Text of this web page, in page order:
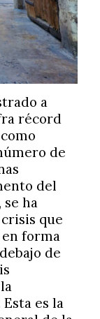
a
récord
de
del
se ha
que
forma
de
es la